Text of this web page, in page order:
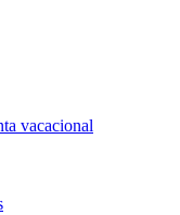
vacacional